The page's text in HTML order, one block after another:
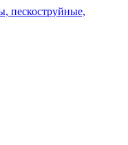
пескоструйные,